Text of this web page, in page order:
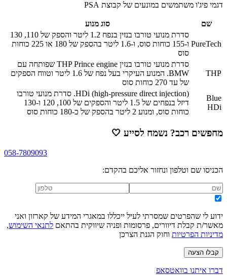
דגמי פיג'ו משתמשים במונעים של קבוצת PSA
שם סוג מנוע
PureTech
סדרת מנועי טורבו בנזין בנפח 1.2 ליטר והספק של 110, 130
ו-155 כוחות סוס, ו-1.6 ליטר בהספק של 180 או 225 כוחות
סוס
THP
סדרת מנועי טורבו בנזין THP Prince engine שפותחה עם
BMW. המנוע העיקרי בעל נפח של 1.6 ליטר וטווח הספקים
של עד 270 כוחות סוס
Blue
HDi
HDi (high-pressure direct injection). סדרת מנועי טורבו
דיזל בנפחים של 1.5 ליטר והספקים של 100, 120 ו-130
כוחות סוס, ומנוע 2 ליטר בהספק של כ-180 כוחות סוס
מחפשים רכב? נשמח לסייע 🤍
058-7809093
הכניסו שם וטלפון ונחזור אליכם בהקדם:
ידוע לי שהפרטים שמסרתי לעיל ייכללו במאגרי המידע של קארזון ואני
מאשר/ת קבלת דיוורים, פרסומות ופניה שיווקית בהתאם לתנאי השימוש,
מדיניות הפרטיות וחוק הגנת הצרכן
קבלו הצעה
דברו איתנו בוואטסאפ